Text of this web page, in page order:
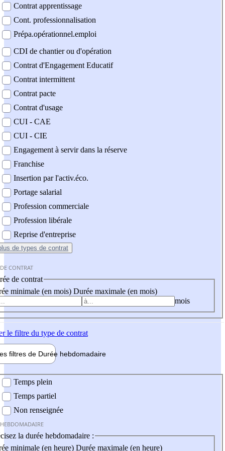
Contrat apprentissage
Cont. professionnalisation
Prépa.opérationnel.emploi
CDI de chantier ou d'opération
Contrat d'Engagement Educatif
Contrat intermittent
Contrat pacte
Contrat d'usage
CUI - CAE
CUI - CIE
Engagement à servir dans la réserve
Franchise
Insertion par l'activ.éco.
Portage salarial
Profession commerciale
Profession libérale
Reprise d'entreprise
de types de contrat
CONTRAT
de contrat
minimale (en mois) Durée maximale (en mois)
mois
le filtre du type de contrat
filtres de Durée hebdomadaire
Temps plein
Temps partiel
Non renseignée
la durée hebdomadaire :
minimale (en heure) Durée maximale (en heure)